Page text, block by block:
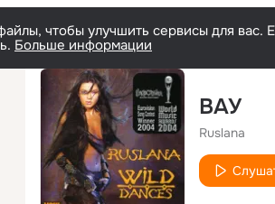
чтобы улучшить сервисы для вас.
Больше информации
ВАУ
Ruslana